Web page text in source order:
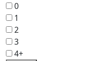
0
1
2
3
4+